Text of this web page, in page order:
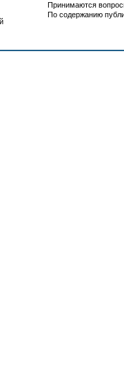
Принимаются
По содержанию